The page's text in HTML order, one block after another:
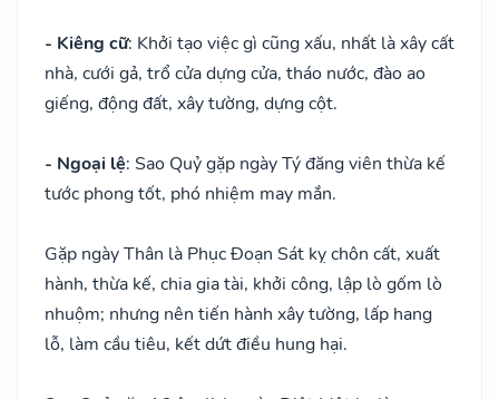
- Kiêng cữ: Khởi tạo việc gì cũng xấu, nhất là xây cất
nhà, cưới gả, trổ cửa dựng cửa, tháo nước, đào ao
giếng, động đất, xây tường, dựng cột.
- Ngoại lệ: Sao Quỷ gặp ngày Tý đăng viên thừa kế
tước phong tốt, phó nhiệm may mắn.
Gặp ngày Thân là Phục Đoạn Sát kỵ chôn cất, xuất
hành, thừa kế, chia gia tài, khởi công, lập lò gốm lò
nhuộm; nhưng nên tiến hành xây tường, lấp hang
lỗ, làm cầu tiêu, kết dứt điều hung hại.